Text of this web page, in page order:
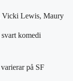
Vicki Lewis, Maury
komedi
på SF